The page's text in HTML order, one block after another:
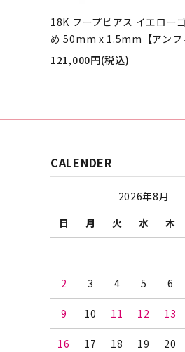
18K フープピアス イエロー
め 50mm x 1.5mm【アンフ
121,000円(税込)
CALENDER
2026年8月
日
月 火 水 木
2 3 4 5 6
9 10 11 12 13
16 17 18 19 20